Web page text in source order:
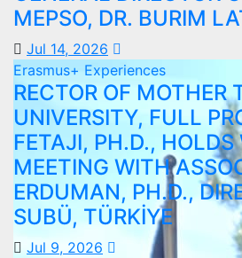
MEPSO, DR. BURIM
Jul 14, 2026
Erasmus+ Experiences
RECTOR OF MOTHER
UNIVERSITY, FULL
FETAJI, PH.D., HOLDS
MEETING WITH
ERDUMAN, PH.D.,
SUBÜ, TÜRKİYE
Jul 9, 2026